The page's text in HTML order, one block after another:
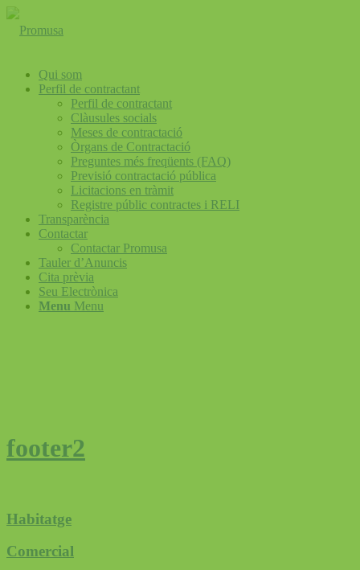
Qui som
Perfil de contractant
Perfil de contractant
Clàusules socials
Meses de contractació
Òrgans de Contractació
Preguntes més freqüents (FAQ)
Previsió contractació pública
Licitacions en tràmit
Registre públic contractes i RELI
Transparència
Contactar
Contactar Promusa
Tauler d’Anuncis
Cita prèvia
Seu Electrònica
Menu Menu
footer2
Habitatge
Comercial